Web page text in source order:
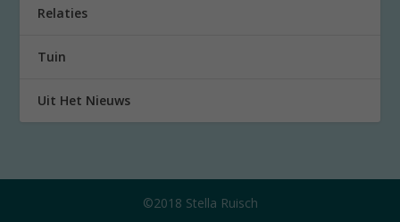
Relaties
Tuin
Uit Het Nieuws
©2018 Stella Ruisch